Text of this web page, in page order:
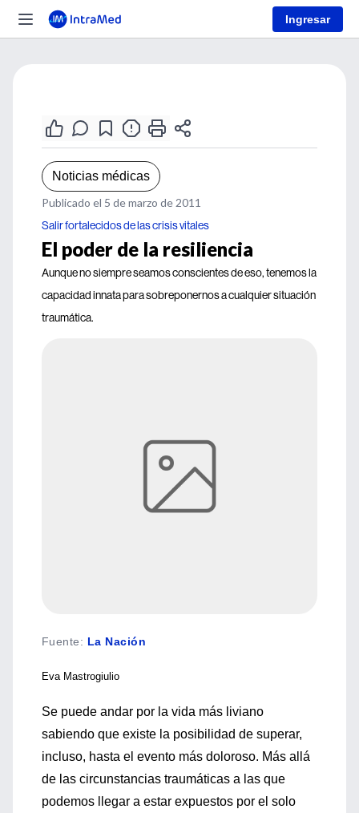
Ingresar
Noticias médicas
Publicado el 5 de marzo de 2011
Salir fortalecidos de las crisis vitales
El poder de la resiliencia
Aunque no siempre seamos conscientes de eso, tenemos la
capacidad innata para sobreponernos a cualquier situación
traumática.
Fuente: La Nación
Eva Mastrogiulio
Se puede andar por la vida más liviano
sabiendo que existe la posibilidad de superar,
incluso, hasta el evento más doloroso. Más allá
de las circunstancias traumáticas a las que
podemos llegar a estar expuestos por el solo